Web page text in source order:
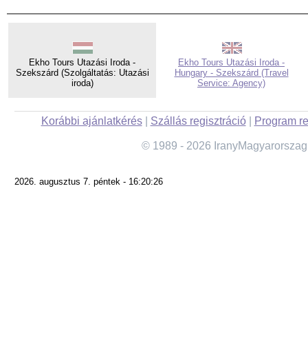
Ekho Tours Utazási Iroda -
Szekszárd (Szolgáltatás: Utazási
iroda)
Ekho Tours Utazási Iroda -
Hungary - Szekszárd (Travel
Service: Agency)
Korábbi ajánlatkérés| Szállás regisztráció| Program
© 1989 - 2026
2026. augusztus 7. péntek - 16:20:26